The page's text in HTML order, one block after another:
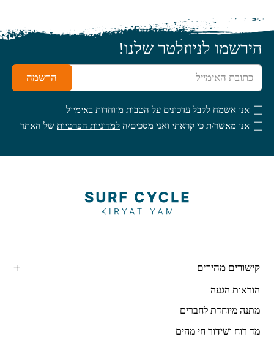
הירשמו לניוזלטר שלנו!
כתובת האימייל
הרשמה
אני אשמח לקבל עדכונים על הטבות מיוחדות באימייל
אני מאשר/ת כי קראתי ואני מסכים/ה למדיניות הפרטיותשל האתר
קישורים מהירים
הוראות הגעה
מתנה מיוחדת לחברים
מד רוח ושידור חי מהים